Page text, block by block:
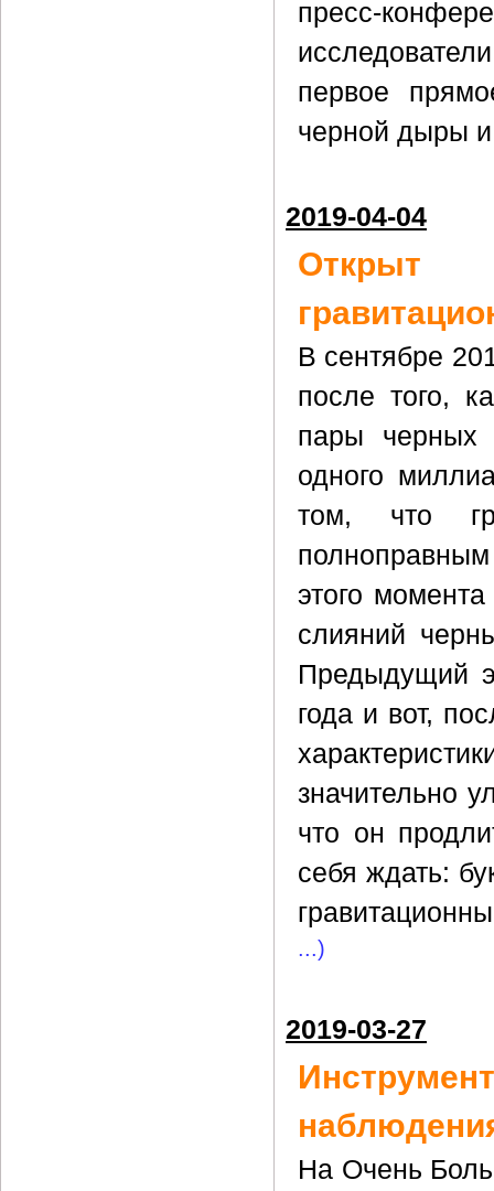
пресс-
первое
черной дыры
2019-04-04
В сентябре
после того,
пары черных
одного
том, что
этого
слияний
Предыдущий
года и вот,
значительно
что он
себя ждать:
...)
2019-03-27
На Очень